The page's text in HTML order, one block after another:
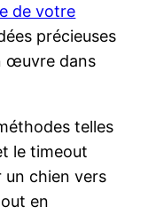
de votre
précieuses
œuvre dans
telles
le timeout
un chien vers
en